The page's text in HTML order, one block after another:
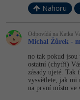
Nahoru
Odpovídá na Katka
Michal Žůrek -
no tak pokud
ostatní (chytří)
zásady ujeté. Tak
vysvětlete, jak mi
na první místo ve